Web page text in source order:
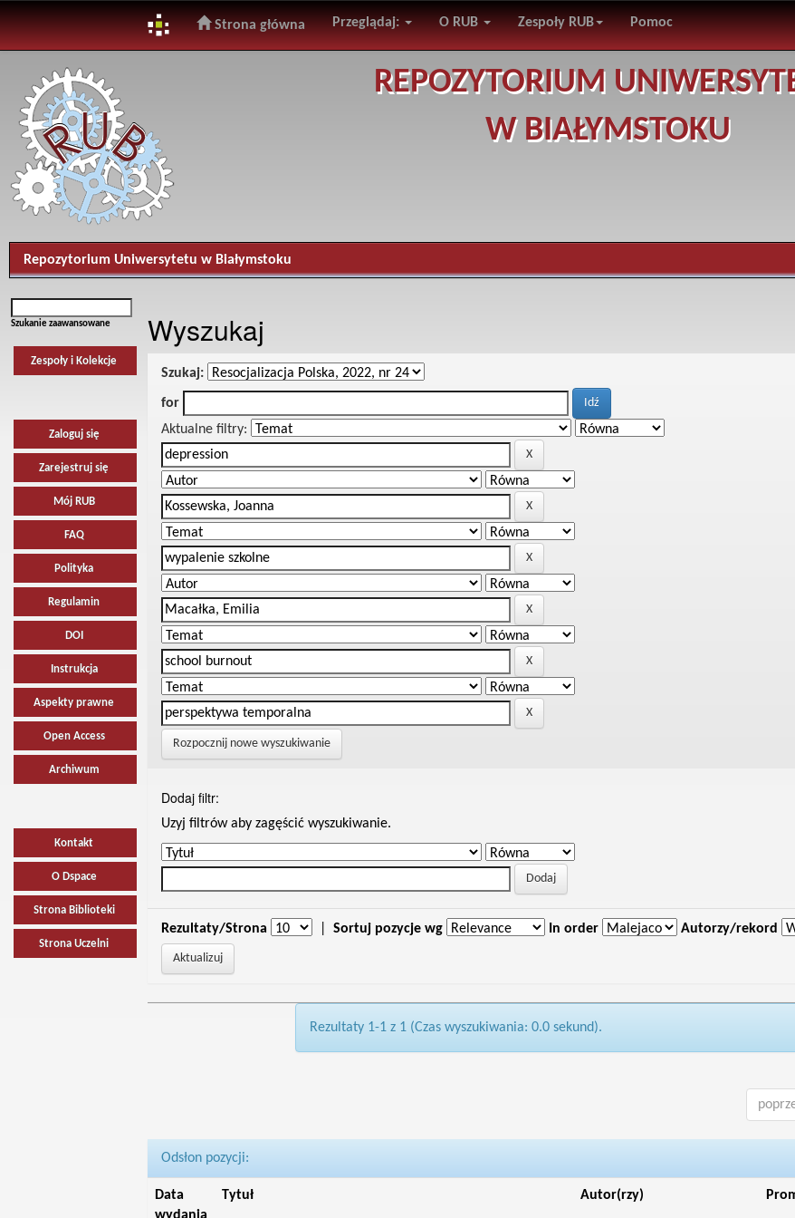
navigation
Strona główna Przeglądaj: O RUB Zespoły RUB Pomoc
REPOZYTORIUM
W BIAŁYMSTOKU
Repozytorium Uniwersytetu w Białymstoku
Szukanie zaawansowane
Zespoły i Kolekcje
Zaloguj się
Zarejestruj się
Mój RUB
FAQ
Polityka
Regulamin
DOI
Instrukcja
Aspekty prawne
Open Access
Archiwum
Kontakt
O Dspace
Strona Biblioteki
Strona Uczelni
Wyszukaj
Szukaj:
for
Aktualne filtry:
Rozpocznij nowe wyszukiwanie
Dodaj filtr:
Uzyj filtrów aby zagęścić wyszukiwanie.
Rezultaty/Strona Sortuj pozycje wg In order Autorzy/rekord
Rezultaty 1-1 z 1 (Czas wyszukiwania: 0.0 sekund).
Odsłon pozycji:
Data
Tytuł Autor(rzy)